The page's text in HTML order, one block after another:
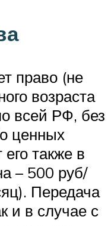
право (не
возраста
всей РФ, без
ценных
также в
– 500 руб/
Передача
и в случае с